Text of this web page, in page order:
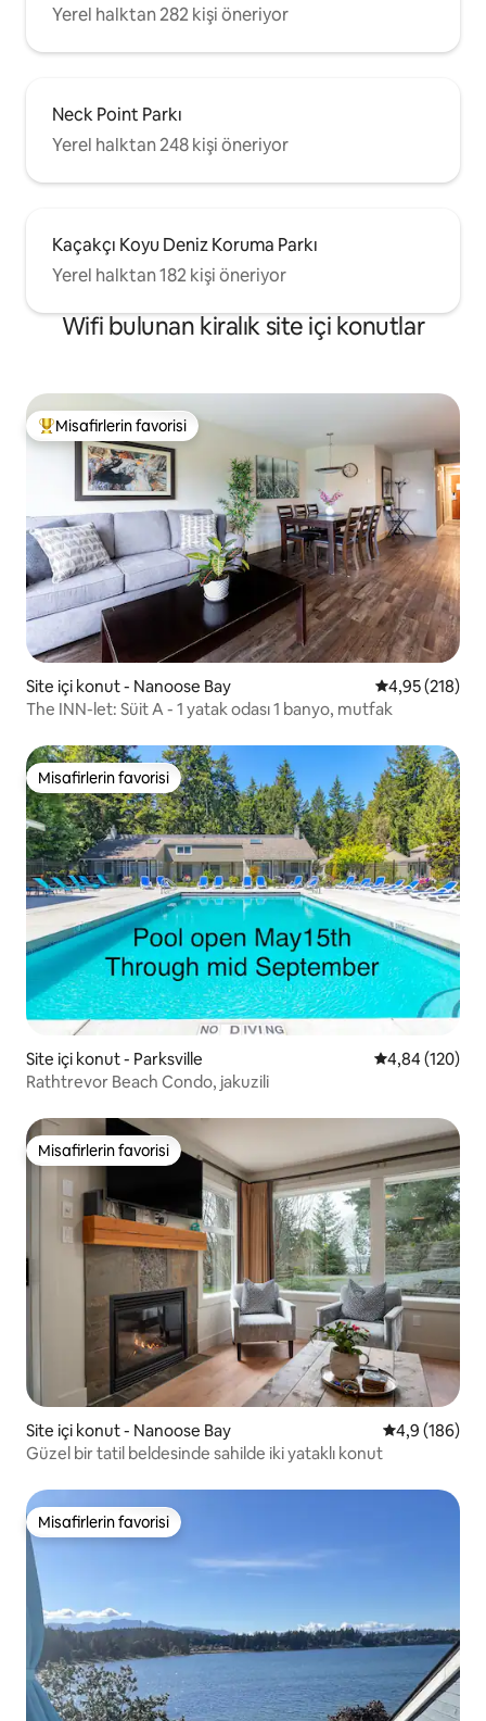
Yerel halktan 282 kişi öneriyor
Neck Point Parkı
Yerel halktan 248 kişi öneriyor
Kaçakçı Koyu Deniz Koruma Parkı
Yerel halktan 182 kişi öneriyor
Wifi bulunan kiralık site içi konutlar
Misafirlerin favorilerinden en beğenilenler arasında
Misafirlerin favorisi
Site içi konut - Nanoose Bay 5 üzerinden
4,95 (218)
The INN-let: Süit A - 1 yatak odası 1 banyo, mutfak
Misafirlerin favorisi
Misafirlerin favorisi
Site içi konut - Parksville 5 üzerinden
4,84 (120)
Rathtrevor Beach Condo, jakuzili
Misafirlerin favorisi
Misafirlerin favorisi
Site içi konut - Nanoose Bay 5 üzerinden
4,9 (186)
Güzel bir tatil beldesinde sahilde iki yataklı konut
Misafirlerin favorisi
Misafirlerin favorisi